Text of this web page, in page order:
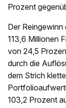
Prozent
Der
113,6 Millionen
von 24,5
durch die
dem Strich
103,2 Prozent